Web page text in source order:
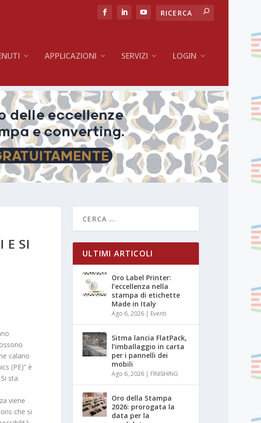
APPLICAZIONI SERVIZI LOGIN
E SI
calano
(PE)” è
sta
viene
che si
ULTIMI ARTICOLI
Oro Label Printer:
l’eccellenza nella
stampa di etichette
Made in Italy
Ago 6, 2026 | Eventi
Sitma lancia FlatPack,
l’imballaggio in carta
per i pannelli dei
mobili
Ago 6, 2026 | FINISHING
Oro della Stampa
2026: prorogata la
data per la